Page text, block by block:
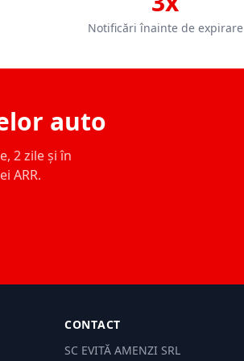
Notificări înainte de expirare
auto
2 zile și în
ARR.
CONTACT
SC EVITĂ AMENZI SRL